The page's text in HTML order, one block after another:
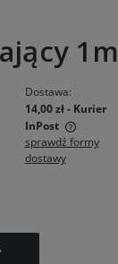
1m
Dostawa:
14,00 zł - Kurier
InPost
sprawdź formy
dostawy